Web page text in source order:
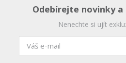
Odebírejte novinky a
Nenechte si ujít